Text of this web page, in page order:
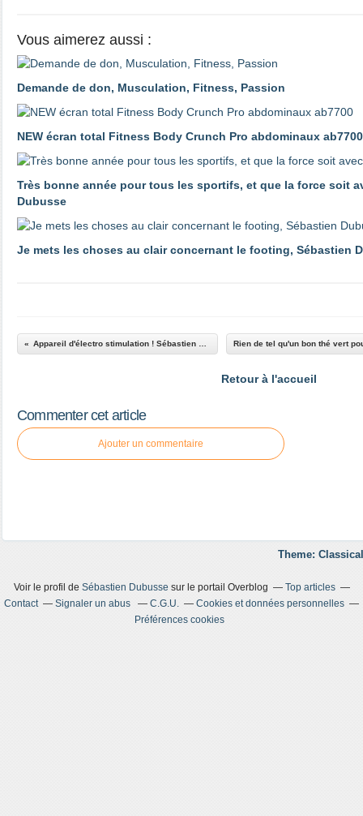
Vous aimerez aussi :
Demande de don, Musculation, Fitness, Passion
NEW écran total Fitness Body Crunch Pro abdominaux ab7700
Très bonne année pour tous les sportifs, et que la force soit
Dubusse
Je mets les choses au clair concernant le footing, Sébastien
Retour à l'accueil
Commenter cet article
Ajouter un commentaire
Theme:
Voir le profil de Sébastien Dubussesur le portail Overblog
Top articles
Contact
Signaler un abus C.G.U.
Cookies et données personnelles
Préférences cookies